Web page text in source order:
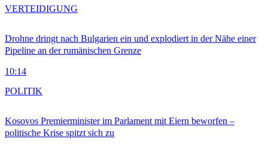
Drohne dringt nach Bulgarien ein und explodiert in der Nähe einer
Pipeline an der rumänischen Grenze
10:14
VERTEIDIGUNG
Kosovos Premierminister im Parlament mit Eiern beworfen –
politische Krise spitzt sich zu
POLITIK